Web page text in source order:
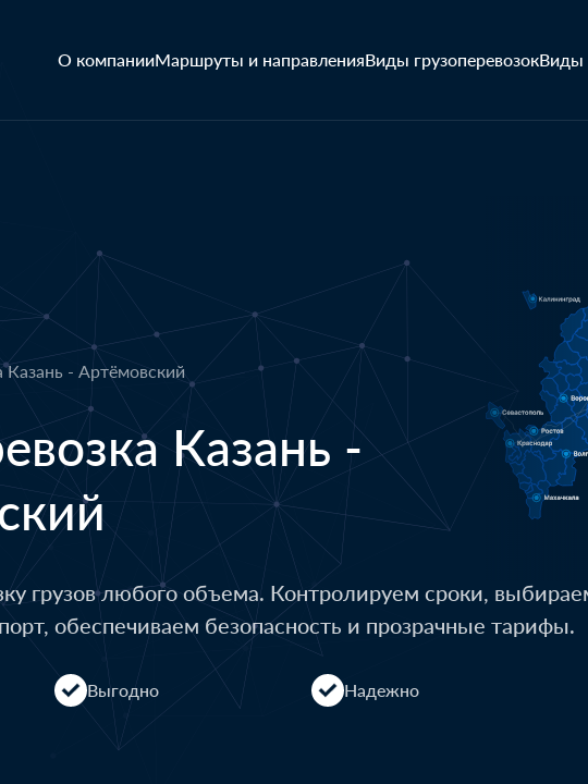
О компанииМаршруты и направленияВиды грузоперевозокВиды
Казань - Артёмовский
Казань -
грузов любого объема. Контролируем сроки,
обеспечиваем безопасность и прозрачные тарифы.
Выгодно Надежно